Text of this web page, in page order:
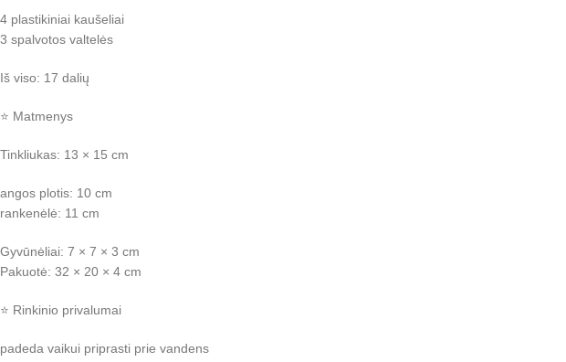
4 plastikiniai kaušeliai
3 spalvotos valtelės
Iš viso: 17 dalių
⭐ Matmenys
Tinkliukas: 13 × 15 cm
angos plotis: 10 cm
rankenėlė: 11 cm
Gyvūnėliai: 7 × 7 × 3 cm
Pakuotė: 32 × 20 × 4 cm
⭐ Rinkinio privalumai
padeda vaikui priprasti prie vandens